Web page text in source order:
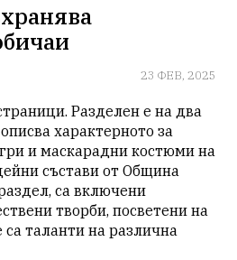
23 ФЕВ, 2025
Разделен е на два
характерното за
и маскарадни костюми на
състави от Община
са включени
творби, посветени на
са таланти на различна